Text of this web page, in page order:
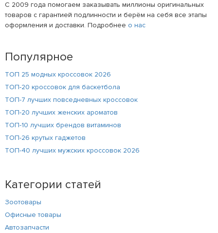
С 2009 года помогаем заказывать миллионы оригинальных
товаров с гарантией подлинности и берём на себя все этапы
оформления и доставки. Подробнее о нас
Популярное
ТОП 25 модных кроссовок 2026
ТОП-20 кроссовок для баскетбола
ТОП-7 лучших повседневных кроссовок
ТОП-20 лучших женских ароматов
ТОП-10 лучших брендов витаминов
ТОП-26 крутых гаджетов
ТОП-40 лучших мужских кроссовок 2026
Категории статей
Зоотовары
Офисные товары
Автозапчасти